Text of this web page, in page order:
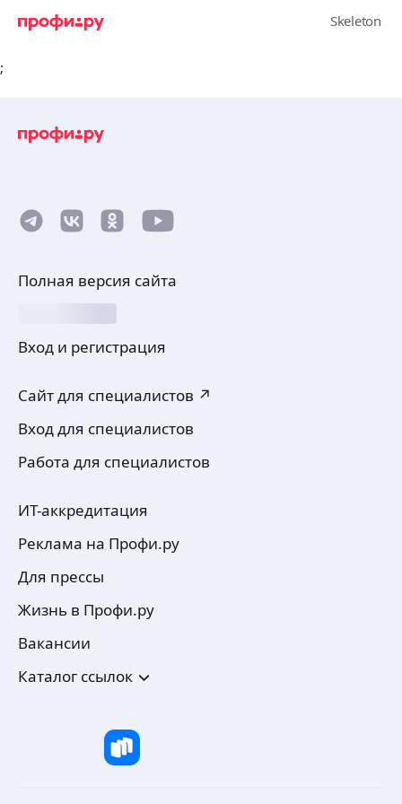
;
Полная версия сайта
Вход и регистрация
Сайт для специалистов ↗
Вход для специалистов
Работа для специалистов
ИТ-аккредитация
Реклама на Профи.ру
Для прессы
Жизнь в Профи.ру
Вакансии
Каталог ссылок